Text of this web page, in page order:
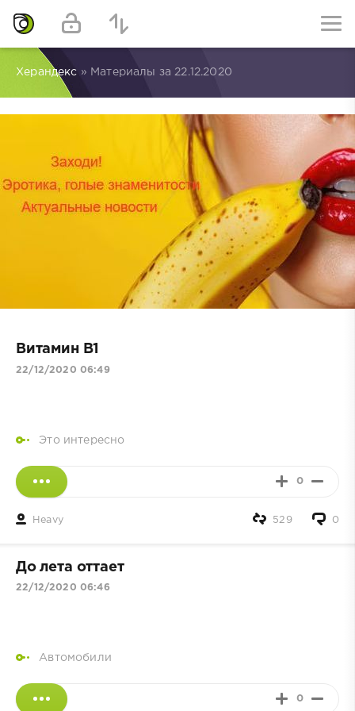
Херандекс » Материалы за 22.12.2020
Витамин B1
22/12/2020 06:49
Это интересно
0
Heavy 0
529
До лета оттает
22/12/2020 06:46
Автомобили
0